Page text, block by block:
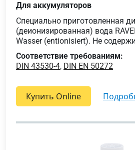
Для аккумуляторов
Специально приготовленная
(деионизированная) вода
Wasser (entionisiert). Не
Соответствие требованиям:
DIN 43530-4, DIN EN 50272
Купить Online